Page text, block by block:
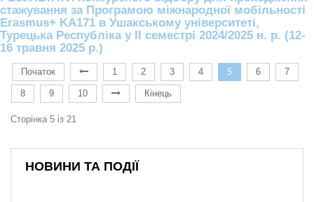
стажування за Програмою міжнародної мобільності
Erasmus+ KA171 в Ушакському університеті,
Турецька Республіка у IІ семестрі 2024/2025 н. р. (12-
16 травня 2025 р.)
Початок 1 2 3 4 5 6 7
8 9 10 Кінець
Сторінка 5 із 21
НОВИНИ ТА ПОДІЇ